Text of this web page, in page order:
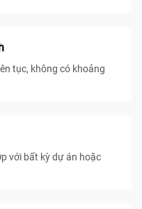
tục, không có khoảng
với bất kỳ dự án hoặc